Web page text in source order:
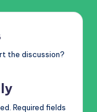
the discussion?
Required fields